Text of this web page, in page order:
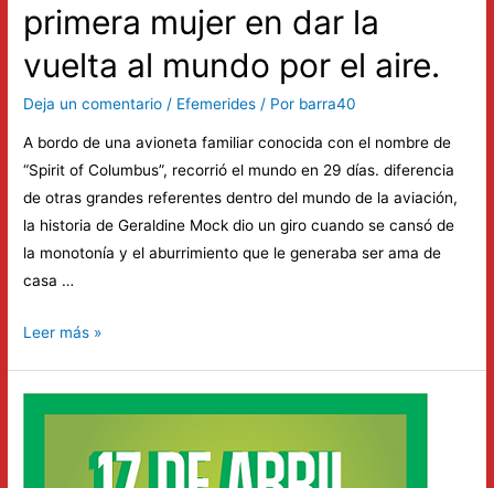
primera mujer en dar la
vuelta al mundo por el aire.
Deja un comentario / Efemerides / Por barra40
A bordo de una avioneta familiar conocida con el nombre de
“Spirit of Columbus”, recorrió el mundo en 29 días. diferencia
de otras grandes referentes dentro del mundo de la aviación,
la historia de Geraldine Mock dio un giro cuando se cansó de
la monotonía y el aburrimiento que le generaba ser ama de
casa …
El
abril
Leer más »